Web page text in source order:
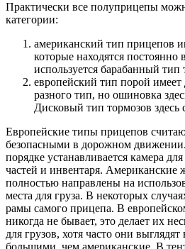
Практически все полуприцепы
категории:
американский тип прицепов
которые находятся постоянно
используется барабанный тип
европейский тип порой имеет
разного тип, но ошиновка
Дисковый тип тормозов
Европейские типы прицепов
безопасными в дорожном движении.
порядке устанавливается камера
частей и инвентаря. Американские
полностью направлены на
места для груза. В некоторых
рамы самого прицепа. В
никогда не бывает, это делает их
для грузов, хотя часто они
большими, чем американские. В